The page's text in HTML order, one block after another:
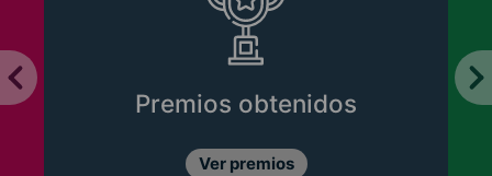
Premios obtenidos
Ver premios